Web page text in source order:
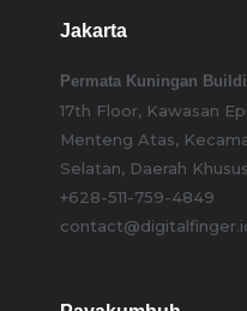
Jakarta
Permata Kuningan
17th Floor, Kawasan
Menteng Atas,
Selatan, Daerah
+628-511-759-4849